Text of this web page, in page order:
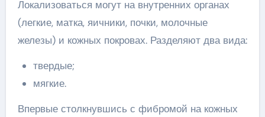
Локализоваться могут на внутренних органах
(легкие, матка, яичники, почки, молочные
железы) и кожных покровах. Разделяют два вида:
твердые;
мягкие.
Впервые столкнувшись с фибромой на кожных